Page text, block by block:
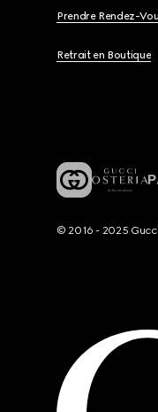
Prendre Rendez-
Retrait en Boutique
© 2016 - 2025